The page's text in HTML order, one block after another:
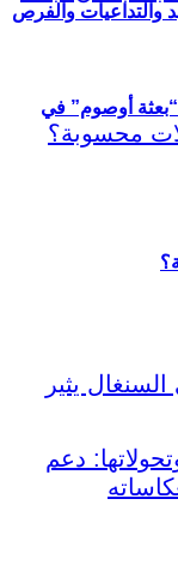
والتداعيات والفرص
أوصوم” في